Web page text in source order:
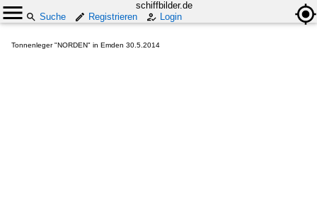
schiffbilder.de
Suche
Registrieren Login
Tonnenleger "NORDEN" in Emden 30.5.2014